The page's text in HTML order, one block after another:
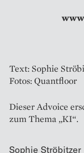
Text: Sophie
Fotos: Quantfloor
Dieser Advoice
zum Thema „KI“.
Sophie Ströbitzer